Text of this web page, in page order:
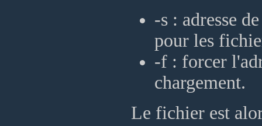
-s : adresse
pour les
-f : forcer
chargement.
Le fichier est